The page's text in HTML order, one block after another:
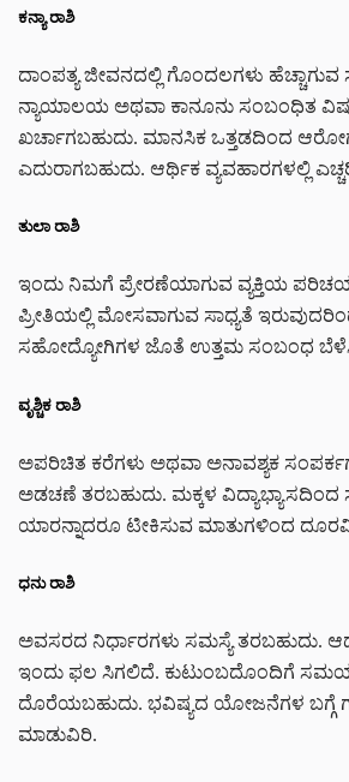
ಕನ್ಯಾ ರಾಶಿ
ದಾಂಪತ್ಯ ಜೀವನದಲ್ಲಿ ಗೊಂದಲಗಳು ಹೆಚ್ಚಾಗುವ
ನ್ಯಾಯಾಲಯ ಅಥವಾ ಕಾನೂನು ಸಂಬಂಧಿತ
ಖರ್ಚಾಗಬಹುದು. ಮಾನಸಿಕ ಒತ್ತಡದಿಂದ
ಎದುರಾಗಬಹುದು. ಆರ್ಥಿಕ ವ್ಯವಹಾರಗಳಲ್ಲಿ
ತುಲಾ ರಾಶಿ
ಇಂದು ನಿಮಗೆ ಪ್ರೇರಣೆಯಾಗುವ ವ್ಯಕ್ತಿಯ
ಪ್ರೀತಿಯಲ್ಲಿ ಮೋಸವಾಗುವ ಸಾಧ್ಯತೆ
ಸಹೋದ್ಯೋಗಿಗಳ ಜೊತೆ ಉತ್ತಮ ಸಂಬಂಧ
ವೃಶ್ಚಿಕ ರಾಶಿ
ಅಪರಿಚಿತ ಕರೆಗಳು ಅಥವಾ ಅನಾವಶ್ಯಕ
ಅಡಚಣೆ ತರಬಹುದು. ಮಕ್ಕಳ
ಯಾರನ್ನಾದರೂ ಟೀಕಿಸುವ ಮಾತುಗಳಿಂದ
ಧನು ರಾಶಿ
ಅವಸರದ ನಿರ್ಧಾರಗಳು ಸಮಸ್ಯೆ ತರಬಹುದು.
ಇಂದು ಫಲ ಸಿಗಲಿದೆ. ಕುಟುಂಬದೊಂದಿಗೆ
ದೊರೆಯಬಹುದು. ಭವಿಷ್ಯದ ಯೋಜನೆಗಳ ಬಗ್ಗೆ
ಮಾಡುವಿರಿ.